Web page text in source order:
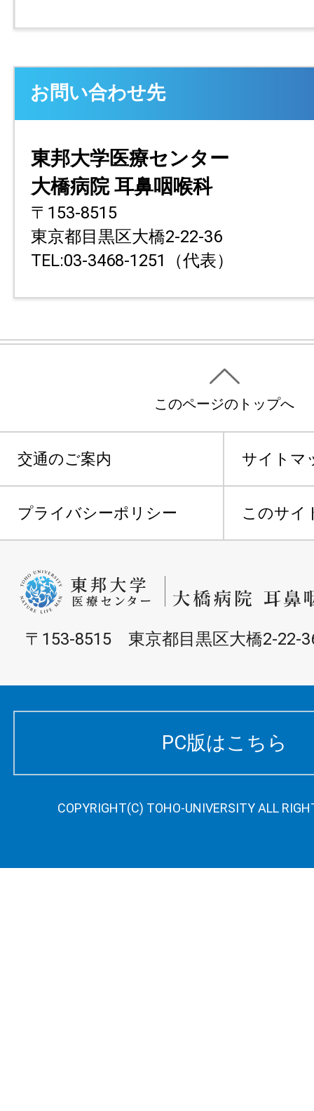
お問い合わせ先
東邦大学医療センター
大橋病院 耳鼻咽喉科
〒153-8515
東京都目黒区大橋2-22-36
TEL:03-3468-1251（代表）
このページのトップへ
交通のご案内 サイトマ
プライバシーポリシー このサイ
〒153-8515 東京都目黒区大橋2-22-
PC版はこちら
COPYRIGHT(C) TOHO-UNIVERSITY ALL